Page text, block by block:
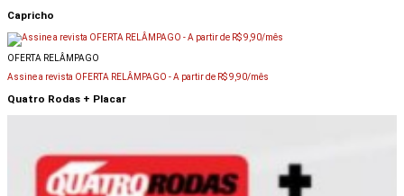
Capricho
OFERTA RELÂMPAGO
Assine a revista OFERTA RELÂMPAGO -A partir de R$ 9,90/mês
Quatro Rodas + Placar